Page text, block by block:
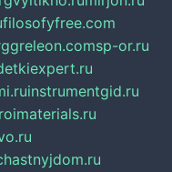
filosofyfree.com
greleon.comsp-or.ru
instrumentgid.ru